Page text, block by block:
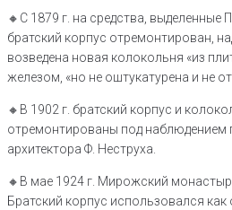
🔸С 1879 г. на средства, выделенные
братский корпус отремонтирован,
возведена новая колокольня «из
железом, «но не оштукатурена и не
🔸В 1902 г. братский корпус и
отремонтированы под наблюдением
архитектора Ф. Неструха.
🔸В мае 1924 г. Мирожский
Братский корпус использовался